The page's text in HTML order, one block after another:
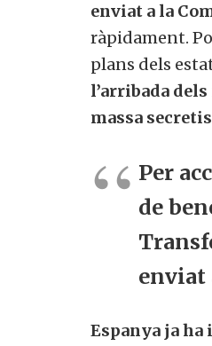
enviat a la
ràpidament.
plans dels
l’arribada
massa
Per
de
enviat
Espanya ja ha